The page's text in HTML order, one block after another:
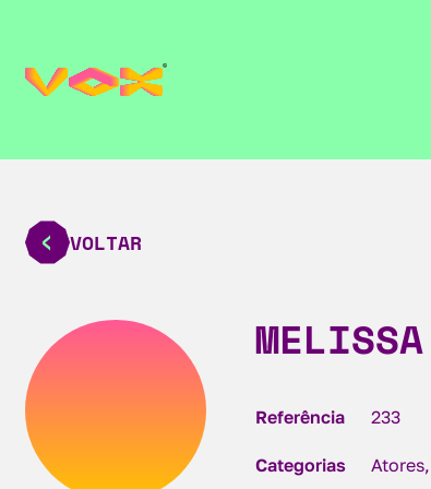
VOLTAR
Referência 233
Categorias